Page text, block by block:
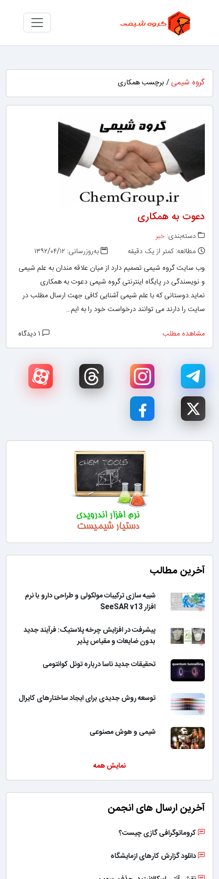
گروه شیمی / برچسب همکاری
دعوت به همکاری
دسته‌بندی: خبر
مطالعه: کمتر از یک دقیقه
به‌روزرسانی: ۱۳۹۲/۰۴/۱۲
وب سایت گروه شیمی تصمیم دارد از میان علاقه مندان به علم شیمی
و نویسندگی در پایگاه اینترنتی گروه شیمی دعوت به همکاری
نماید.دوستانی که با علم شیمی آشنایی کافی جهت ارسال مطلب در
سایت را دارند می توانند درخواست خود را به ایم…
مشاهده مطلب
آخرین مطالب
شبیه سازی ترکیبات مولکولی و طراحی دارو با نرم
افزار SeeSAR v13
پیشرفت در افزایش چرخه پلاستیک: فرآیند جدید
بدون ضایعات و مقیاس پذیر
تحقیقات جدید ناسا درباره تونل کوانتومی
توسعه روش جدیدی برای ایجاد ساختارهای کایرال
شیمی و هوش مصنوعی
نمایش همه
آخرین ارسال های انجمن
کروماتوگرافی گازی چیست؟
دانلود گزارش کارهای ازمایشگاه